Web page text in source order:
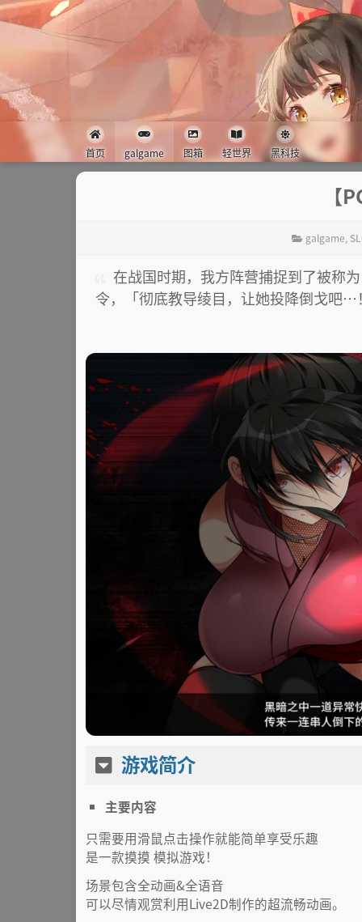
首页 galgame 图箱 轻世界 黑科技
【
galgame,
在战国时期，我方阵营捕捉到了被称
令，「彻底教导绫目，让她投降倒戈吧
游戏简介
主要内容
只需要用滑鼠点击操作就能简单享受乐趣
是一款摸摸 模拟游戏！
场景包含全动画&全语音
可以尽情观赏利用Live2D制作的超流畅动画。